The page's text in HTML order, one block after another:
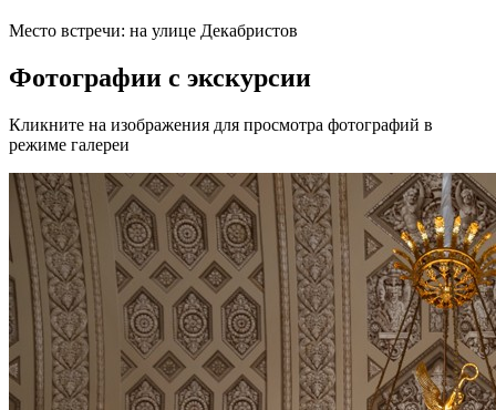
Место встречи: на улице Декабристов
Фотографии с экскурсии
Кликните на изображения для просмотра фотографий в
режиме галереи